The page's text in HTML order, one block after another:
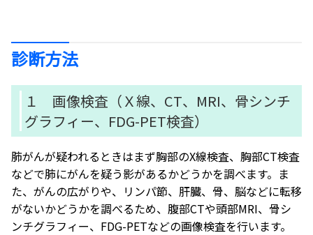
診断方法
１ 画像検査（Ｘ線、CT、MRI、骨シンチ
グラフィー、FDG-PET検査）
肺がんが疑われるときはまず胸部のX線検査、胸部CT検査
などで肺にがんを疑う影があるかどうかを調べます。ま
た、がんの広がりや、リンパ節、肝臓、骨、脳などに転移
がないかどうかを調べるため、腹部CTや頭部MRI、骨シ
ンチグラフィー、FDG-PETなどの画像検査を行います。